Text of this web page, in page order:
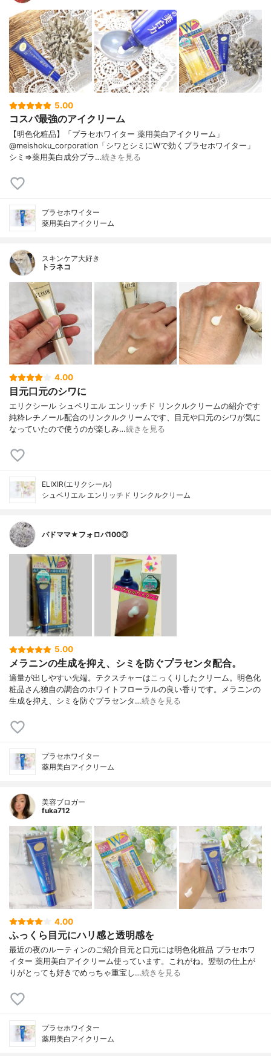
5.00
コスパ最強のアイクリーム
【明色化粧品】「プラセホワイター 薬用美白アイクリーム」
@meishoku_corporation「シワとシミにWで効くプラセホワイター」
シミ⇒薬用美白成分プラ…続きを見る
プラセホワイター
薬用美白アイクリーム
スキンケア大好き
トラネコ
4.00
目元口元のシワに
エリクシール シュペリエル エンリッチド リンクルクリームの紹介です
純粋レチノール配合のリンクルクリームです、目元や口元のシワが気に
なっていたので使うのが楽しみ…続きを見る
ELIXIR(エリクシール)
シュペリエル エンリッチド リンクルクリーム
バドママ★フォロバ100◎
5.00
メラニンの生成を抑え、シミを防ぐプラセンタ配合。
適量が出しやすい先端。テクスチャーはこっくりしたクリーム。明色化
粧品さん独自の調合のホワイトフローラルの良い香りです。メラニンの
生成を抑え、シミを防ぐプラセンタ…続きを見る
プラセホワイター
薬用美白アイクリーム
美容ブロガー
fuka712
4.00
ふっくら目元にハリ感と透明感を
最近の夜のルーティンのご紹介目元と口元には明色化粧品 プラセホワ
イター 薬用美白アイクリーム使っています。これがね。翌朝の仕上が
りがとっても好きでめっちゃ重宝し…続きを見る
プラセホワイター
薬用美白アイクリーム